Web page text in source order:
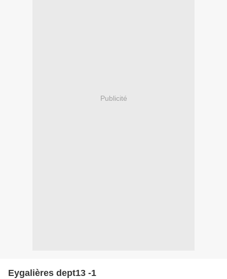
Publicité
Eygalières dept13 -1